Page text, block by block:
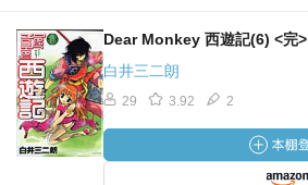
Dear Monkey 西遊記(6) <完>
白井三二朗
29 3.92 2